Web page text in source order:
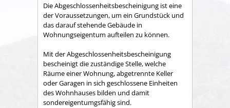
Die Abgeschlossenheitsbescheinigung ist eine
der Voraussetzungen, um ein Grundstück und
das darauf stehende Gebäude in
Wohnungseigentum aufteilen zu können.
Mit der Abgeschlossenheitsbescheinigung
bescheinigt die zuständige Stelle, welche
Räume einer Wohnung, abgetrennte Keller
oder Garagen in sich geschlossene Einheiten
des Wohnhauses bilden und damit
sondereigentumgsfähig sind.